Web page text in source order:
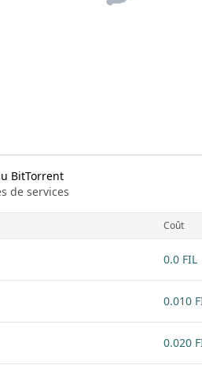
BitTorrent
de services
Coût
0.0 FIL
0.010
0.020